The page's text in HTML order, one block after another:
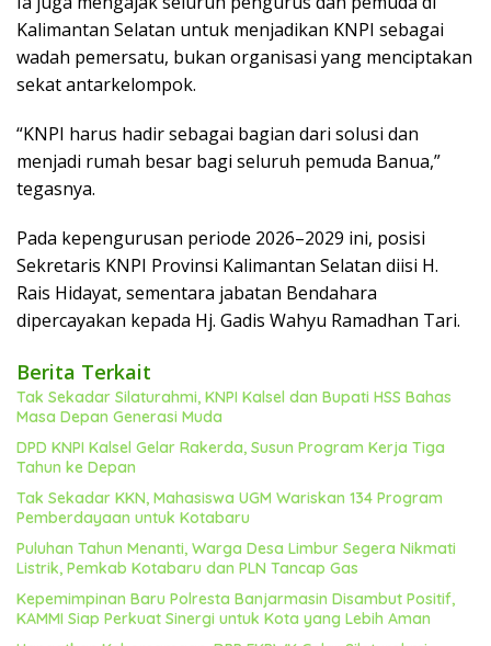
Kalimantan Selatan untuk menjadikan KNPI sebagai
wadah pemersatu, bukan organisasi yang menciptakan
sekat antarkelompok.
“KNPI harus hadir sebagai bagian dari solusi dan
menjadi rumah besar bagi seluruh pemuda Banua,”
tegasnya.
Pada kepengurusan periode 2026–2029 ini, posisi
Sekretaris KNPI Provinsi Kalimantan Selatan diisi H.
Rais Hidayat, sementara jabatan Bendahara
dipercayakan kepada Hj. Gadis Wahyu Ramadhan Tari.
Berita Terkait
Tak Sekadar Silaturahmi, KNPI Kalsel dan Bupati HSS Bahas
Masa Depan Generasi Muda
DPD KNPI Kalsel Gelar Rakerda, Susun Program Kerja Tiga
Tahun ke Depan
Tak Sekadar KKN, Mahasiswa UGM Wariskan 134 Program
Pemberdayaan untuk Kotabaru
Puluhan Tahun Menanti, Warga Desa Limbur Segera Nikmati
Listrik, Pemkab Kotabaru dan PLN Tancap Gas
Kepemimpinan Baru Polresta Banjarmasin Disambut Positif,
KAMMI Siap Perkuat Sinergi untuk Kota yang Lebih Aman